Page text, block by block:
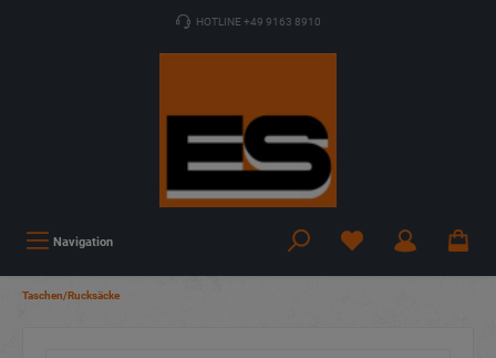
HOTLINE +49 9163 8910
Navigation
Taschen/Rucksäcke